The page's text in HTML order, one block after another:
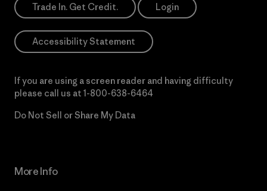
Trade In. Get Credit. Login
Accessibility Statement
If you are using a screen reader and having difficulty
please call us at 1-800-638-6464
Do Not Sell or Share My Data
More Info